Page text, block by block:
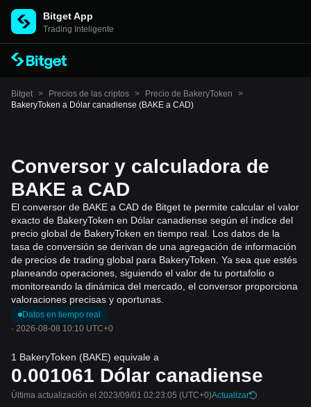
Bitget App
Trading Inteligente
Bitget > Precios de las criptos > Precio de BakeryToken
>
BakeryToken a Dólar canadiense (BAKE a CAD)
Conversor y calculadora de
BAKE a CAD
El conversor de BAKE a CAD de Bitget te permite calcular el valor
exacto de BakeryToken en Dólar canadiense según el índice del
precio global de BakeryToken en tiempo real. Los datos de la
tasa de conversión se derivan de una agregación de información
de precios de trading global para BakeryToken. Ya sea que estés
planeando operaciones, siguiendo el valor de tu portafolio o
monitoreando la dinámica del mercado, el conversor proporciona
valoraciones precisas y oportunas.
Datos en tiempo real
· 2026-08-08 10:10 UTC+0
1 BakeryToken (BAKE) equivale a
0.001061 Dólar canadiense
Última actualización el 2023/09/01 02:23:05 (UTC+0)Actualizar